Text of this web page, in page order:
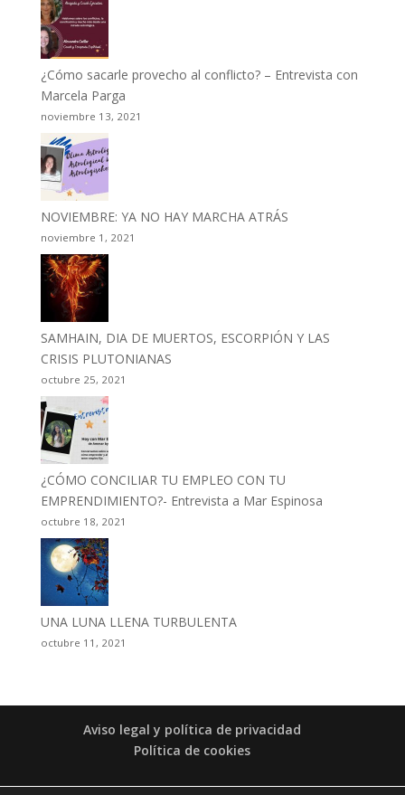
¿Cómo sacarle provecho al conflicto? – Entrevista con
Marcela Parga
noviembre 13, 2021
NOVIEMBRE: YA NO HAY MARCHA ATRÁS
noviembre 1, 2021
SAMHAIN, DIA DE MUERTOS, ESCORPIÓN Y LAS
CRISIS PLUTONIANAS
octubre 25, 2021
¿CÓMO CONCILIAR TU EMPLEO CON TU
EMPRENDIMIENTO?- Entrevista a Mar Espinosa
octubre 18, 2021
UNA LUNA LLENA TURBULENTA
octubre 11, 2021
Aviso legal y política de privacidad
Política de cookies